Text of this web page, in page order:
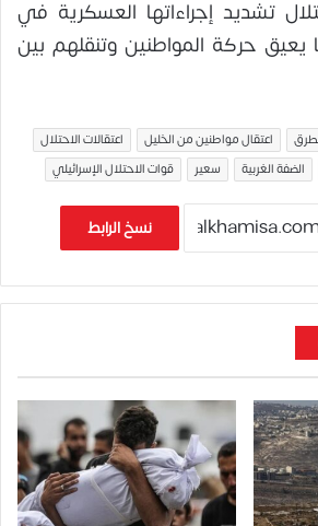
تشديد إجراءاتها العسكرية في
يعيق حركة المواطنين وتنقلهم بين
اعتقال مواطنين من الخليل
اعتقالات الاحتلال
الضفة الغربية سعير قوات الاحتلال الإسرائيلي
نسخ الرابط